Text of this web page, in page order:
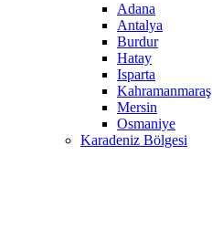
Adana
Antalya
Burdur
Hatay
Isparta
Kahramanmaraş
Mersin
Osmaniye
Karadeniz Bölgesi